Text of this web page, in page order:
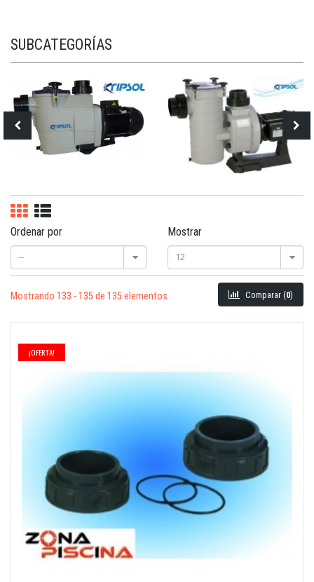
SUBCATEGORÍAS
Ordenar por
--
Mostrar
12
Mostrando 133 - 135 de 135 elementos Comparar (0)
¡OFERTA!